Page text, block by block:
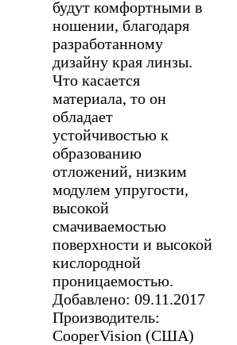
будут комфортными в
ношении, благодаря
разработанному
дизайну края линзы.
Что касается
материала, то он
обладает
устойчивостью к
образованию
отложений, низким
модулем упругости,
высокой
смачиваемостью
поверхности и высокой
кислородной
проницаемостью.
Добавлено: 09.11.2017
Производитель:
CooperVision (США)